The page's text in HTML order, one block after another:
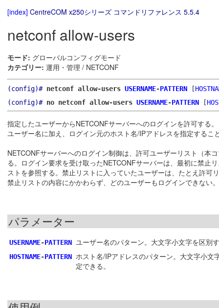
[index] CentreCOM x250シリーズ コマンドリファレンス 5.5.4
netconf allow-users
モード: グローバルコンフィグモード
カテゴリー: 運用・管理 / NETCONF
(config)# netconf allow-users USERNAME-PATTERN [
(config)# no netconf allow-users USERNAME-PATTERN [
指定したユーザーからNETCONFサーバーへのログインを許可する。
ユーザー名に加え、ログイン元のホスト名/IPアドレスを指定するこ
NETCONFサーバーへのログイン制御は、許可ユーザーリスト（本
る。ログイン要求を受け取ったNETCONFサーバーは、最初に禁止
ストを参照する。禁止リストに入っていたユーザーは、たとえ許
禁止リストの内容にかかわらず、どのユーザーもログインできない。
パラメーター
USERNAME-PATTERN ユーザー名のパターン。大文字小文字を区別
HOSTNAME-PATTERN ホスト名/IPアドレスのパターン。大文字小
定できる。